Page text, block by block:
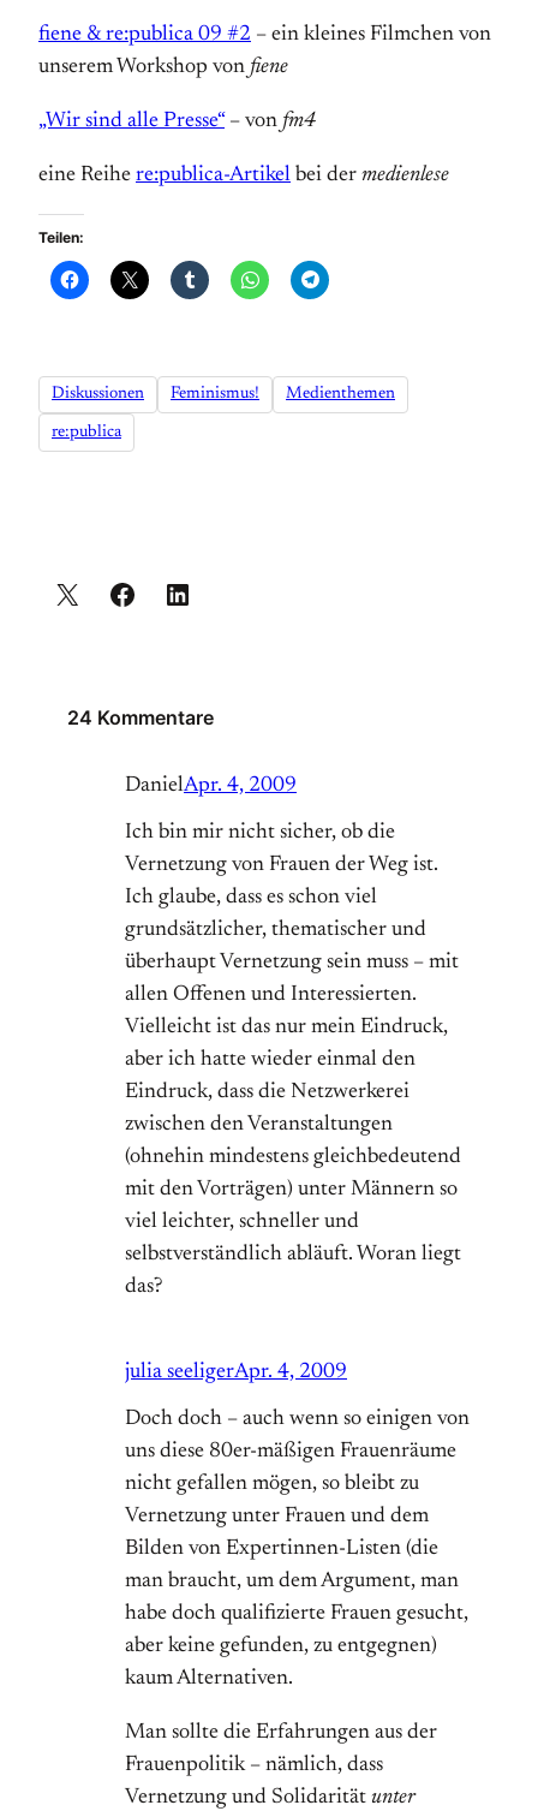
fiene & re:publica 09 #2 – ein kleines Filmchen von
unserem Workshop von fiene
„Wir sind alle Presse“ – von fm4
eine Reihe re:publica-Artikel bei der medienlese
Teilen:
Diskussionen Feminismus! Medienthemen
re:publica
24 Kommentare
DanielApr. 4, 2009
Ich bin mir nicht sicher, ob die
Vernetzung von Frauen der Weg ist.
Ich glaube, dass es schon viel
grundsätzlicher, thematischer und
überhaupt Vernetzung sein muss – mit
allen Offenen und Interessierten.
Vielleicht ist das nur mein Eindruck,
aber ich hatte wieder einmal den
Eindruck, dass die Netzwerkerei
zwischen den Veranstaltungen
(ohnehin mindestens gleichbedeutend
mit den Vorträgen) unter Männern so
viel leichter, schneller und
selbstverständlich abläuft. Woran liegt
das?
julia seeligerApr. 4, 2009
Doch doch – auch wenn so einigen von
uns diese 80er-mäßigen Frauenräume
nicht gefallen mögen, so bleibt zu
Vernetzung unter Frauen und dem
Bilden von Expertinnen-Listen (die
man braucht, um dem Argument, man
habe doch qualifizierte Frauen gesucht,
aber keine gefunden, zu entgegnen)
kaum Alternativen.
Man sollte die Erfahrungen aus der
Frauenpolitik – nämlich, dass
Vernetzung und Solidarität unter